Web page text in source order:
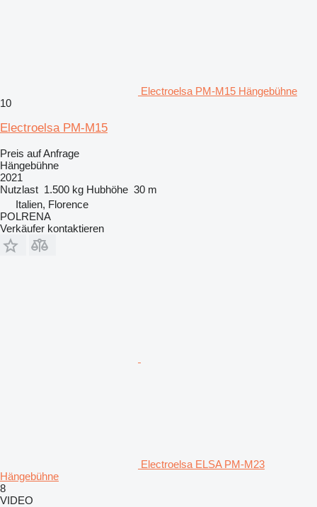
Electroelsa PM-M15 Hängebühne
10
Electroelsa PM-M15
Preis auf Anfrage
Hängebühne
2021
Nutzlast 1.500 kg Hubhöhe 30 m
Italien, Florence
POLRENA
Verkäufer kontaktieren
Electroelsa ELSA PM-M23
Hängebühne
8
VIDEO